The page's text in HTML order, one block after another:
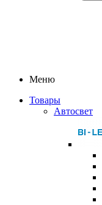
Меню
Товары
Автосвет